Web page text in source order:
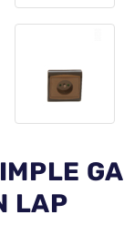
LAP